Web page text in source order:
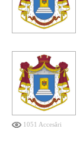
1051 Accesări